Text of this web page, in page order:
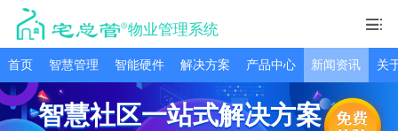
物业管理系统
首页 智慧管理 智能硬件 解决方案 产品中心 新闻资讯 关
智慧社区一站式解决方案